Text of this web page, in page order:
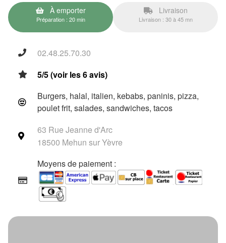
À emporter
Préparation : 20 min
Livraison
Livraison : 30 à 45 mn
02.48.25.70.30
5/5 (voir les 6 avis)
Burgers, halal, italien, kebabs, paninis, pizza,
poulet frit, salades, sandwiches, tacos
63 Rue Jeanne d'Arc
18500 Mehun sur Yèvre
Moyens de paiement :